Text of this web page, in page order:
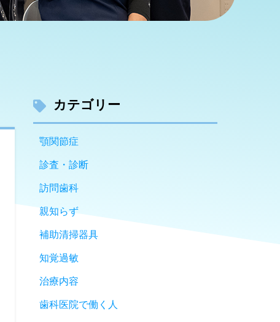
カテゴリー
顎関節症
診査・診断
訪問歯科
親知らず
補助清掃器具
知覚過敏
治療内容
歯科医院で働く人